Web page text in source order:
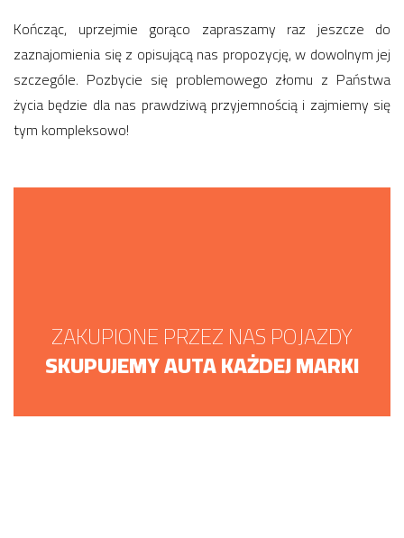
Kończąc, uprzejmie gorąco zapraszamy raz jeszcze do
zaznajomienia się z opisującą nas propozycję, w dowolnym jej
szczególe. Pozbycie się problemowego złomu z Państwa
życia będzie dla nas prawdziwą przyjemnością i zajmiemy się
tym kompleksowo!
ZAKUPIONE PRZEZ NAS POJAZDY
SKUPUJEMY AUTA KAŻDEJ MARKI